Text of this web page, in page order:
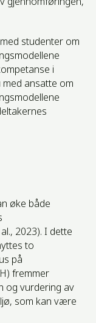
studenter om
i
ansatte om
øke både
2023). I dette
to
på
fremmer
og vurdering av
som kan være